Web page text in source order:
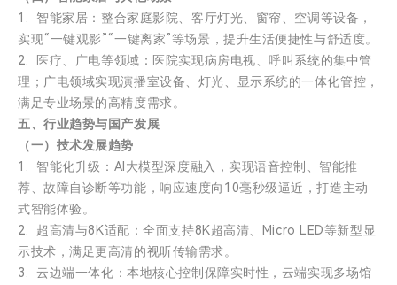
1. 智能家居：整合家庭影院、客厅灯光、窗帘、空调等设备，
实现“一键观影”“一键离家”等场景，提升生活便捷性与舒适度。
2. 医疗、广电等领域：医院实现病房电视、呼叫系统的集中管
理；广电领域实现演播室设备、灯光、显示系统的一体化管控，
满足专业场景的高精度需求。
五、行业趋势与国产发展
（一）技术发展趋势
1. 智能化升级：AI大模型深度融入，实现语音控制、智能推
荐、故障自诊断等功能，响应速度向10毫秒级逼近，打造主动
式智能体验。
2. 超高清与8K适配：全面支持8K超高清、Micro LED等新型显
示技术，满足更高清的视听传输需求。
3. 云边端一体化：本地核心控制保障实时性，云端实现多场馆